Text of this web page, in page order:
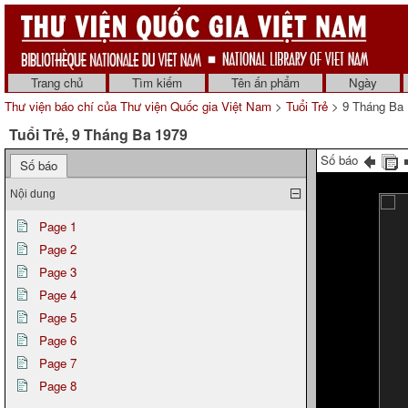
Trang chủ Tìm kiếm Tên ấn phẩm
Ngày
Thư viện báo chí của Thư viện Quốc gia Việt Nam > Tuổi Trẻ > 9 Tháng Ba
Tuổi Trẻ, 9 Tháng Ba 1979
Số báo
Nội dung
Page 1
Page 2
Page 3
Page 4
Page 5
Page 6
Page 7
Page 8
Số báo